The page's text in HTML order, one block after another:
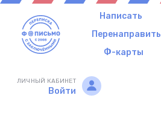
Написать
Перенаправить
Ф-карты
ЛИЧНЫЙ КАБИНЕТ
Войти